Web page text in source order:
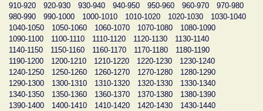
910-920
920-930 930-940 940-950 950-960 960-970
970-980
980-990
990-1000 1000-1010 1010-1020 1020-1030
1030-1040
1040-1050
1050-1060 1060-1070 1070-1080
1080-1090
1090-1100
1100-1110 1110-1120 1120-1130
1130-1140
1140-1150
1150-1160 1160-1170 1170-1180
1180-1190
1190-1200
1200-1210 1210-1220 1220-1230
1230-1240
1240-1250
1250-1260 1260-1270 1270-1280
1280-1290
1290-1300
1300-1310 1310-1320 1320-1330
1330-1340
1340-1350
1350-1360 1360-1370 1370-1380
1380-1390
1390-1400
1400-1410 1410-1420 1420-1430
1430-1440